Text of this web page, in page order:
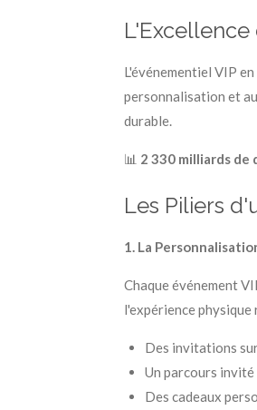
L'Excellence
L'événementiel VIP
personnalisation et
durable.
📊 2 330 milliards de
Les Piliers
1. La
Chaque événement
l'expérience
Des invitations
Un parcours
Des cadeaux